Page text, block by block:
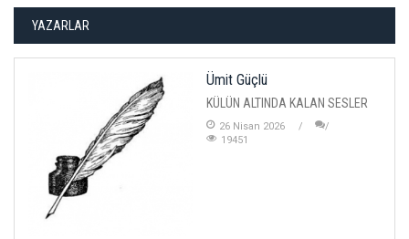
YAZARLAR
Ümit Güçlü
KÜLÜN ALTINDA KALAN SESLER
26 Nisan 2026
19451